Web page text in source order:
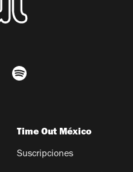
Time Out México
Suscripciones